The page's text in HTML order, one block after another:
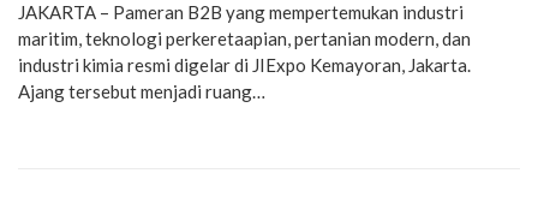
JAKARTA – Pameran B2B yang mempertemukan industri
maritim, teknologi perkeretaapian, pertanian modern, dan
industri kimia resmi digelar di JIExpo Kemayoran, Jakarta.
Ajang tersebut menjadi ruang…